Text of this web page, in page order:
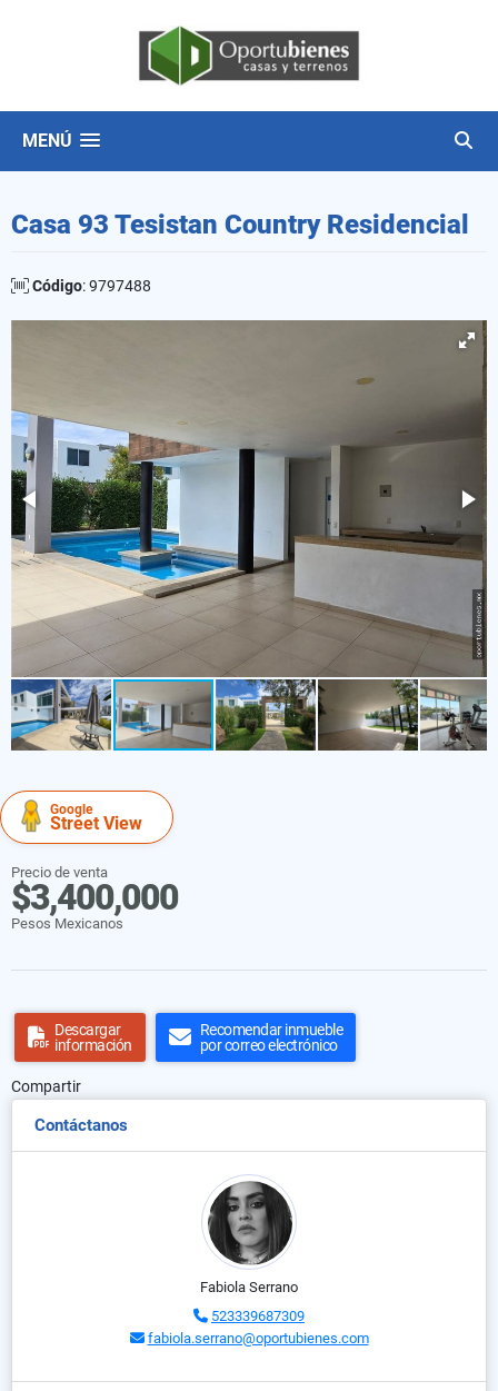
MENÚ
Casa 93 Tesistan Country Residencial
Código: 9797488
Google
Street View
Precio de venta
$3,400,000
Pesos Mexicanos
Descargar
información
Recomendar inmueble
por correo electrónico
Compartir
Contáctanos
Fabiola Serrano
523339687309
fabiola.serrano@oportubienes.com